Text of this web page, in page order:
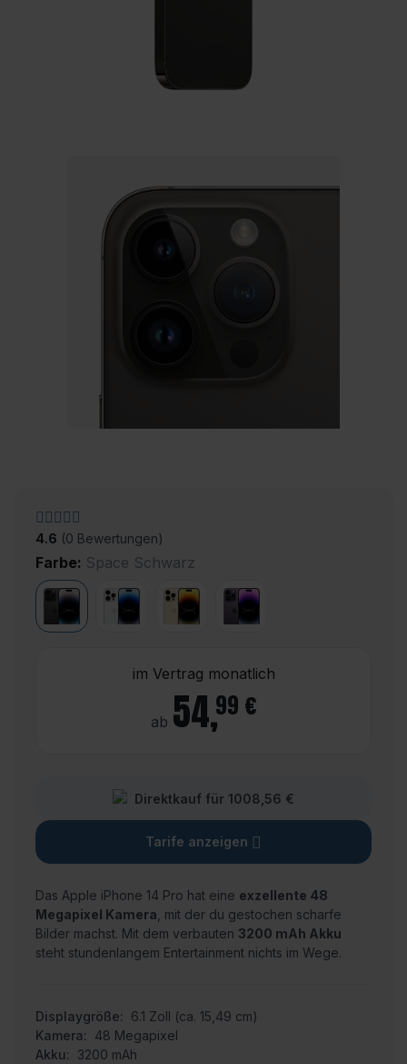
4.6 (0 Bewertungen)
Farbe: Space Schwarz
im Vertrag monatlich
ab 54,99 €
Direktkauf für 1008,56 €
Tarife anzeigen
Das Apple iPhone 14 Pro hat eine exzellente 48
Megapixel Kamera , mit der du gestochen scharfe
Bilder machst. Mit dem verbauten 3200 mAh Akku
steht stundenlangem Entertainment nichts im Wege.
Displaygröße:
6.1 Zoll (ca. 15,49 cm)
Kamera:
48 Megapixel
Akku:
3200 mAh